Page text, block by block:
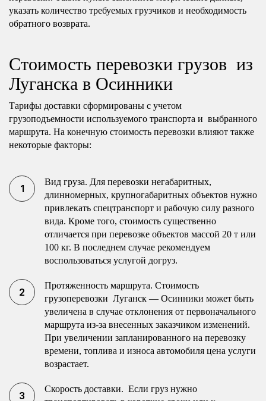
указать количество требуемых грузчиков и необходимость
обратного возврата.
Стоимость перевозки грузов из
Луганска в Осинники
Тарифы доставки сформированы с учетом
грузоподъемности используемого транспорта и выбранного
маршрута. На конечную стоимость перевозки влияют также
некоторые факторы:
Вид груза. Для перевозки негабаритных,
длинномерных, крупногабаритных объектов нужно
привлекать спецтранспорт и рабочую силу разного
вида. Кроме того, стоимость существенно
отличается при перевозке объектов массой 20 т или
100 кг. В последнем случае рекомендуем
воспользоваться услугой догруз.
Протяженность маршрута. Стоимость
грузоперевозки Луганск — Осинники может быть
увеличена в случае отклонения от первоначального
маршрута из-за внесенных заказчиком изменений.
При увеличении запланированного на перевозку
времени, топлива и износа автомобиля цена услуги
возрастает.
Скорость доставки. Если груз нужно